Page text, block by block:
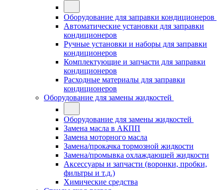
Оборудование для заправки кондиционеров
Автоматические установки для заправки
кондиционеров
Ручные установки и наборы для заправки
кондиционеров
Комплектующие и запчасти для заправки
кондиционеров
Расходные материалы для заправки
кондиционеров
Оборудование для замены жидкостей
Оборудование для замены жидкостей
Замена масла в АКПП
Замена моторного масла
Замена/прокачка тормозной жидкости
Замена/промывка охлаждающей жидкости
Аксессуары и запчасти (воронки, пробки,
фильтры и т.д.)
Химические средства